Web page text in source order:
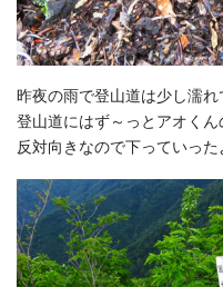
昨夜の雨で登山道は少し濡れ
登山道にはず～っとアオく
反対向きなので下っていった